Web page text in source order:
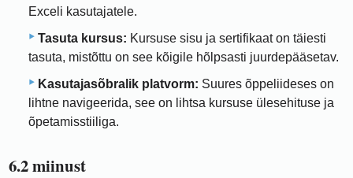
Exceli kasutajatele.
Tasuta kursus: Kursuse sisu ja sertifikaat on täiesti
tasuta, mistõttu on see kõigile hõlpsasti juurdepääsetav.
Kasutajasõbralik platvorm: Suures õppeliideses on
lihtne navigeerida, see on lihtsa kursuse ülesehituse ja
õpetamisstiiliga.
6.2 miinust